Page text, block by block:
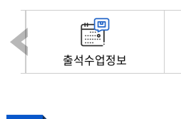
출석수업정보